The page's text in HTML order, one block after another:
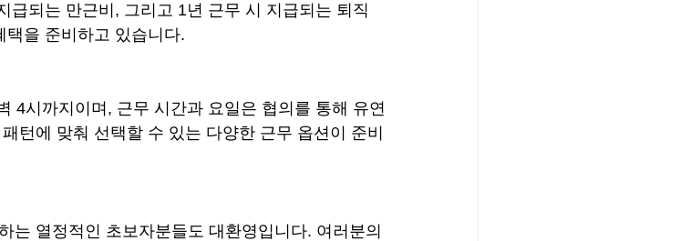
급되는 만근비, 그리고 1년 근무 시 지급되는 퇴직
을 준비하고 있습니다.
4시까지이며, 근무 시간과 요일은 협의를 통해 유연
턴에 맞춰 선택할 수 있는 다양한 근무 옵션이 준비
는 열정적인 초보자분들도 대환영입니다. 여러분의